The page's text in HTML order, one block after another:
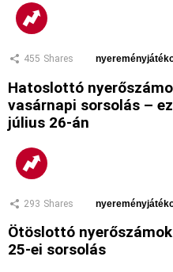
455 Shares
Hatoslottó
vasárnapi sorsolás –
július 26-án
293 Shares
Ötöslottó
25-ei sorsolás